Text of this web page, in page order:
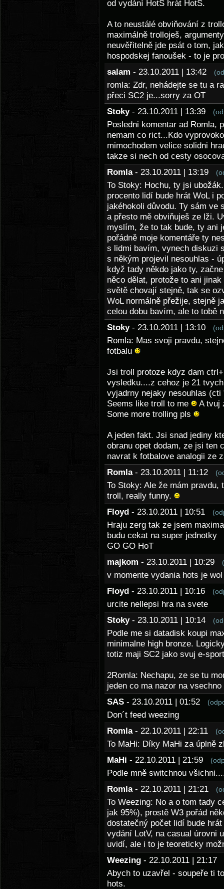
od vydání HotS hrát HotS.
A to neustálé obviňování z
maximálně trolloješ,
neuvěřitelně jde psát o tom,
hospodskej fanoušek - to je
salam - 23.10.2011 | 13:42
romla: Zdr, nehádejte se tu a
přeci SC2 je...sorry za OT
Stoky - 23.10.2011 | 13:39
Posledni komentar ad Romla,
nemam co rict...Kdo
mimochodem velice solidni
takze si nech od cesty
Romla - 23.10.2011 | 13:19
To Stoky: Hochu, ty jsi
procento lidí bude hrát WoL i
jakéhokoli důvodu. Ty sám ve
a přesto mě obviňuješ ze lži.
myslím, že to tak bude, ty ani
pořádně moje komentáře ty
s lidmi bavím, vynech diskuzi
s někým projevil nesouhlas -
když tady někdo jako ty,
něco dělat, protože to ani
světě chovají stejně, tak se
WoL normálně přežije, stejně
celou dobu bavím, ale to tobě
Stoky - 23.10.2011 | 13:10
Romla: Mas svoji pravdu,
fotbalu
Jsi troll protoze kdyz dam
vysledku....z cehoz je 21
vyjadrny nejaky nesouhlas
Seems like troll to me
A tvuj
Some more trolling pls
A jeden fakt. Jsi snad jediny
obranu opet dodam, ze jsi ten
navrat k fotbalove analogii ze
Romla - 23.10.2011 | 11:12
To Stoky: Ale že mám pravdu,
troll, really funny.
Floyd - 23.10.2011 | 10:51
Hraju zerg tak ze jsem
budu cekat na super jednotky
GO GO HoT
majkom - 23.10.2011 | 10:29
v momente vydania hots je
Floyd - 23.10.2011 | 10:16
urcite nellepsi hra na svete
Stoky - 23.10.2011 | 10:14
Podle me si datadisk koupi
minimalne high bronze.
totiz maji SC2 jako svuj e-
2Romla: Nechapu, ze se tu
jeden co ma nazor na
SAS - 23.10.2011 | 01:52
Don´t feed weezing
Romla - 22.10.2011 | 22:11
To MaHi: Díky MaHi za úplně
MaHi - 22.10.2011 | 21:59
Podle mně switchnou
Romla - 22.10.2011 | 21:21
To Weezing: No a o tom tady
jak 95%), prostě W3 pořád
dostatečný počet lidí bude
vydání LotV, na casual úrovni
uvidí, ale i to je teoreticky
Weezing - 22.10.2011 | 21:17
Abych to uzavřel - soupeře ti
hots.